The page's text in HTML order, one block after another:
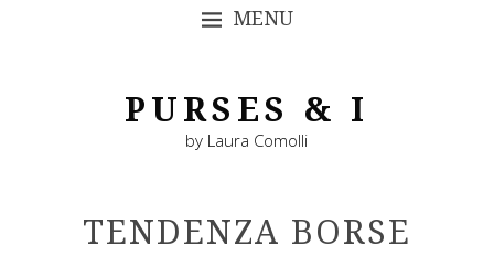
MENU
PURSES & I
by Laura Comolli
TENDENZA BORSE